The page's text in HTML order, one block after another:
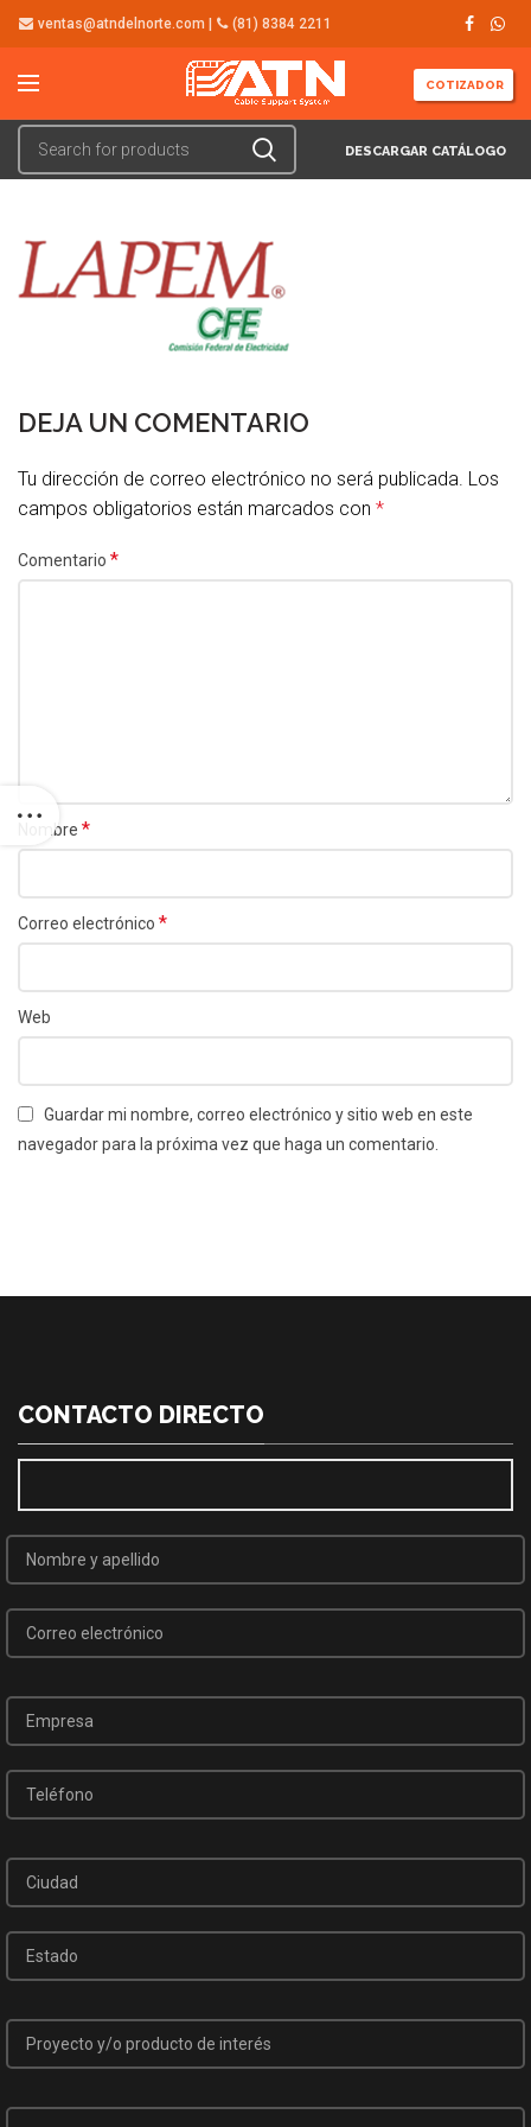
ventas@atndelnorte.com | (81) 8384 2211
COTIZADOR
DESCARGAR CATÁLOGO
DEJA UN COMENTARIO
Tu dirección de correo electrónico no será publicada. Los
campos obligatorios están marcados con *
Comentario *
Nombre *
Correo electrónico *
Web
Guardar mi nombre, correo electrónico y sitio web en este
navegador para la próxima vez que haga un comentario.
CONTACTO DIRECTO